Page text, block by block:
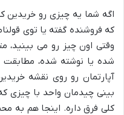
اگه شما یه چیزی رو
که فروشنده گفته یا توی
وقتی اون چیز رو می بینید،
شده یا نوشته شده، مطابقت
آپارتمان رو روی نقشه
بینی چیدمان واحد با چیزی
کلی فرق داره. اینجا هم به